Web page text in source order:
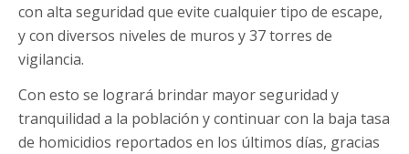
con alta seguridad que evite cualquier tipo de escape,
y con diversos niveles de muros y 37 torres de
vigilancia.
Con esto se logrará brindar mayor seguridad y
tranquilidad a la población y continuar con la baja tasa
de homicidios reportados en los últimos días, gracias